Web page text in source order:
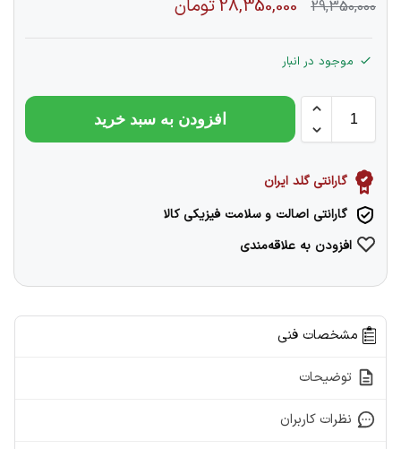
29,350,000
28,350,000تومان
موجود در انبار
افزودن به سبد خرید
گارانتی گلد ایران
گارانتی اصالت و سلامت فیزیکی کالا
افزودن به علاقه‌مندی
مشخصات فنی
توضیحات
نظرات کاربران